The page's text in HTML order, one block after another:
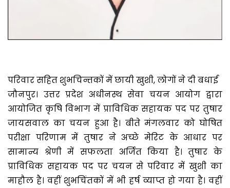
परिवार सहित शुभचिन्तकों में छायी खुशी, लोगों ने दी बधाई
जौनपुर। उत्तर प्रदेश अधीनस्थ सेवा चयन आयोग द्वारा
आयोजित कृषि विभाग में प्राविधिक सहायक पद पर तुषार
जायसवाल का चयन हुआ है। बीते मंगलवार को घोषित
परीक्षा परिणाम में तुषार ने अच्छे मेरिट के आधार पर
सामान्य श्रेणी में सफलता अर्जित किया है। तुषार के
प्राविधिक सहायक पद पर चयन से परिवार में खुशी का
माहौल है। वहीं शुभचिंतकों में भी हर्ष व्याप्त हो गया है। वहीं